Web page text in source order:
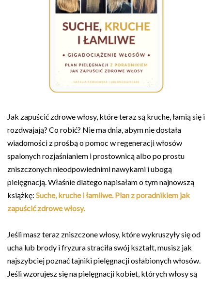
Jak zapuścić zdrowe włosy, które teraz są kruche, łamią się i
rozdwajają? Co robić? Nie ma dnia, abym nie dostała
wiadomości z prośbą o pomoc w regeneracji włosów
spalonych rozjaśnianiem i prostownicą albo po prostu
zniszczonych nieodpowiednimi nawykami i ubogą
pielęgnacją. Właśnie dlatego napisałam o tym najnowszą
książkę: Suche, kruche i łamliwe. Plan z poradnikiem jak
zapuścić zdrowe włosy.
Jeśli masz teraz zniszczone włosy, które wykruszyły się od
ucha lub brody i fryzura straciła swój kształt, musisz jak
najszybciej poznać tajniki pielęgnacji osłabionych włosów.
Jeśli wzorujesz się na pielęgnacji kobiet, których włosy są